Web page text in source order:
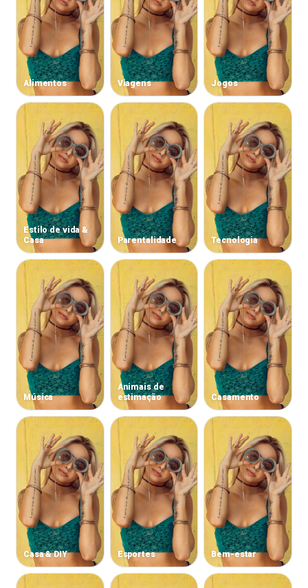
Alimentos Viagens Jogos
Estilo de vida &
Casa
Parentalidade Tecnologia
Música
Animais de
estimação
Casamento
Casa & DIY Esportes Bem-estar